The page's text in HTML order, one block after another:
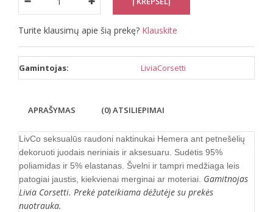
Turite klausimų apie šią prekę? Klauskite
Gamintojas: LiviaCorsetti
APRAŠYMAS (0) ATSILIEPIMAI
LivCo seksualūs raudoni naktinukai Hemera ant petnešėlių
dekoruoti juodais neriniais ir aksesuaru. Sudėtis 95%
poliamidas ir 5% elastanas. Švelni ir tampri medžiaga leis
patogiai jaustis, kiekvienai merginai ar moteriai. Gamitnojas
Livia Corsetti. Prekė pateikiama dėžutėje su prekės
nuotrauka.